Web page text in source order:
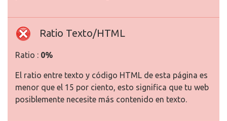
Ratio Texto/HTML
Ratio : 0%
El ratio entre texto y código HTML de esta página es
menor que el 15 por ciento, esto significa que tu web
posiblemente necesite más contenido en texto.